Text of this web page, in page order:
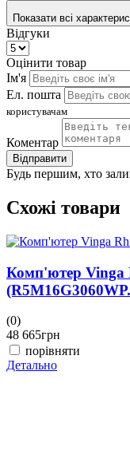
Показати всі
Відгуки
Оцінити товар
Ім'я
Ел. пошта
користувачам
Коментар
Відправити
Будь першим, хто
Схожі товари
Комп'ютер Vinga
(0)
48 665грн
порівняти
Детально